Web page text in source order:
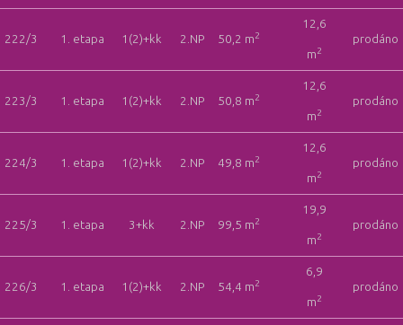
222/3 1. etapa 1(2)+kk 2.NP 50,2 m2
12,6
m2
prodáno
223/3 1. etapa 1(2)+kk 2.NP 50,8 m2
12,6
m2
prodáno
224/3 1. etapa 1(2)+kk 2.NP 49,8 m2
12,6
m2
prodáno
225/3 1. etapa 3+kk 2.NP 99,5 m2
19,9
m2
prodáno
226/3 1. etapa 1(2)+kk 2.NP 54,4 m2
6,9
m2
prodáno